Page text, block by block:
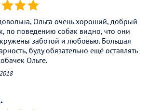
(*) (*) (*)
Ольга очень хороший, добрый
по поведению собак видно, что они
заботой и любовью. Большая
буду обязательно ещё оставлять
Ольге.